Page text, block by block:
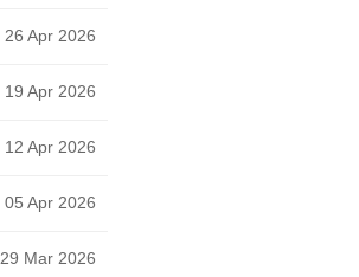
26 Apr 2026
19 Apr 2026
12 Apr 2026
05 Apr 2026
29 Mar 2026